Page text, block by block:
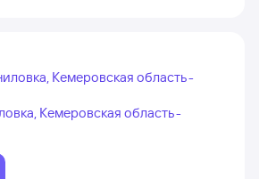
Кемеровская область -
Кемеровская область -